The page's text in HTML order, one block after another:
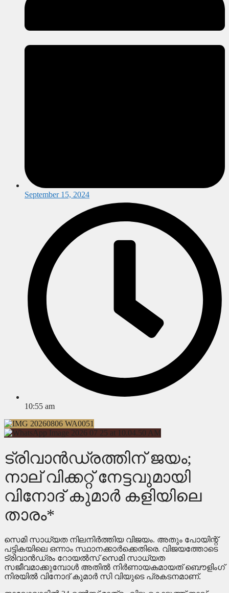
September 15, 2024
10:55 am
ട്രിവാൻഡ്രത്തിന് ജയം;
നാല് വിക്കറ്റ് നേട്ടവുമായി
വിനോദ് കുമാർ കളിയിലെ
താരം*
സെമി സാധ്യത നിലനിർത്തിയ വിജയം. അതും പോയിന്റ്
പട്ടികയിലെ ഒന്നാം സ്ഥാനക്കാർക്കെതിരെ. വിജയത്തോടെ
ട്രിവാൻഡ്രം റോയൽസ് സെമി സാധ്യത
സജീവമാക്കുമ്പോൾ അതിൽ നിർണായകമായത് ബൌളിംഗ്
നിരയിൽ വിനോദ് കുമാർ സി വിയുടെ പ്രകടനമാണ്.